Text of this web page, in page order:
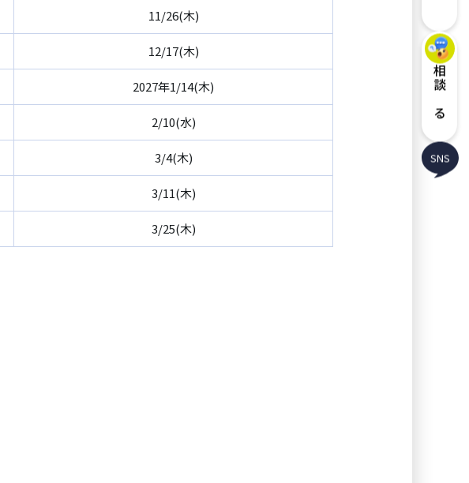
11/26(木)
12/17(木)
2027年1/14(木)
2/10(水)
3/4(木)
3/11(木)
3/25(木)
相談する
SNS